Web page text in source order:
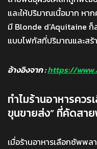
และให้ปริมาณเนื้อมาก หา
มี Blonde d’Aquitaine ก็
แบบโฟกัสที่ปริมาณและสร้
อ้างอิงจาก :https://
ทำไมร้านอาหารคว
ขุนขายส่ง” ที่คัดสา
เมื่อร้านอาหารเลือกซัพพล